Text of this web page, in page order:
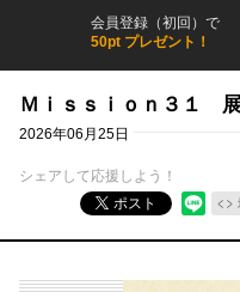
会員登録（初回）で
50pt プレゼント！
Ｍｉｓｓｉｏｎ３１
2026年06月25日
シェアして応援しよう！
ポスト